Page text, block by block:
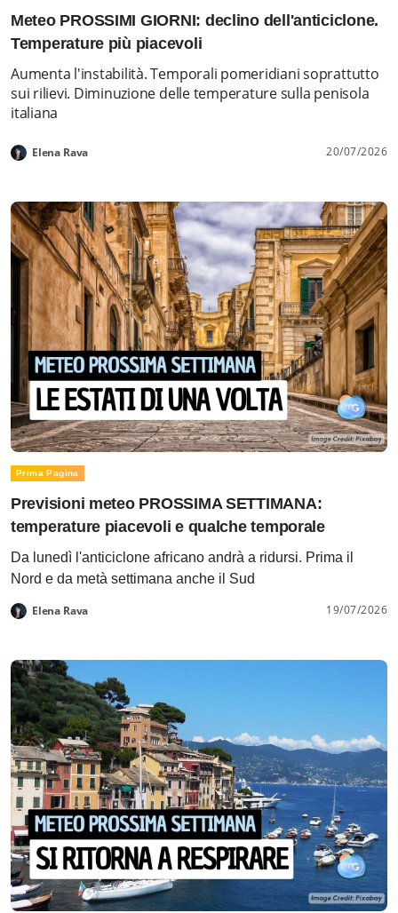
Meteo PROSSIMI GIORNI: declino dell'anticiclone.
Temperature più piacevoli
Aumenta l'instabilità. Temporali pomeridiani soprattutto
sui rilievi. Diminuzione delle temperature sulla penisola
italiana
Elena Rava 20/07/2026
Prima Pagina
Previsioni meteo PROSSIMA SETTIMANA:
temperature piacevoli e qualche temporale
Da lunedì l'anticiclone africano andrà a ridursi. Prima il
Nord e da metà settimana anche il Sud
Elena Rava 19/07/2026